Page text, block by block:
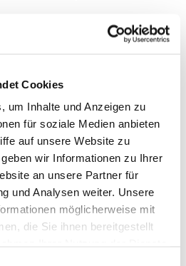
Cookies
um Inhalte und Anzeigen zu
für soziale Medien anbieten
auf unsere Website zu
wir Informationen zu Ihrer
an unsere Partner für
und Analysen weiter. Unsere
möglicherweise mit
die Sie ihnen bereitgestellt
Susanne's persönlichen
Portfolio von America